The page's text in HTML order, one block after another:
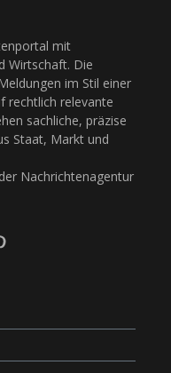
mit
Wirtschaft. Die
im Stil einer
rechtlich relevante
sachliche, präzise
Staat, Markt und
Nachrichtenagentur